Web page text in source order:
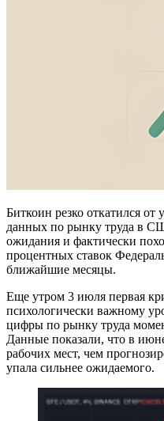
Биткоин резко откатился от
данных по рынку труда в
ожидания и фактически
процентных ставок
ближайшие месяцы.
Еще утром 3 июля первая
психологически важному
цифры по рынку труда
Данные показали, что в
рабочих мест, чем
упала сильнее ожидаемого.